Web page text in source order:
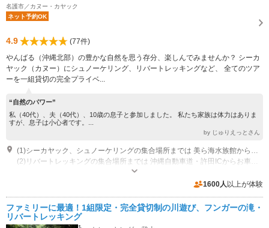
名護市／カヌー・カヤック
ネット予約OK
4.9
(77件)
やんばる（沖縄北部）の豊かな自然を思う存分、楽しんでみませんか？ シーカ
ヤック（カヌー）にシュノーケリング、リバートレッキングなど、 全てのツア
ーを一組貸切の完全プライベ...
“自然のパワー”
私（40代）、夫（40代）、10歳の息子と参加しました。 私たち家族は体力はありま
すが、息子は小心者です。...
by じゅりえっとさん
(1)シーカヤック、シュノーケリングの集合場所までは 美ら海水族館からお車で約10分。
1600人 以上が体験
ファミリーに最適！1組限定・完全貸切制の川遊び、フンガーの滝・
リバートレッキング